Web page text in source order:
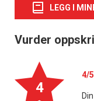
LEGG I
Vurder
4
4/5